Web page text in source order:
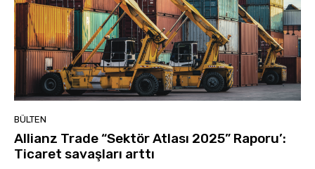
BÜLTEN
Allianz Trade “Sektör Atlası 2025” Raporu’:
Ticaret savaşları arttı